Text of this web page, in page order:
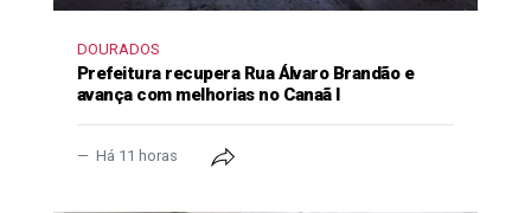
DOURADOS
Prefeitura recupera Rua Álvaro Brandão e
avança com melhorias no Canaã I
Há 11 horas